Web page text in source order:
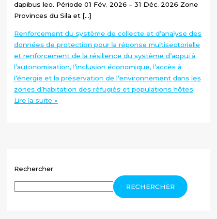
dapibus leo. Période 01 Fév. 2026 – 31 Déc. 2026 Zone
Provinces du Sila et […]
Renforcement du système de collecte et d’analyse des
données de protection pour la réponse multisectorielle
et renforcement de la résilience du système d’appui à
l’autonomisation, l’inclusion économique, l’accès à
l’énergie et la préservation de l’environnement dans les
zones d’habitation des réfugiés et populations hôtes
Lire la suite »
Rechercher
RECHERCHER